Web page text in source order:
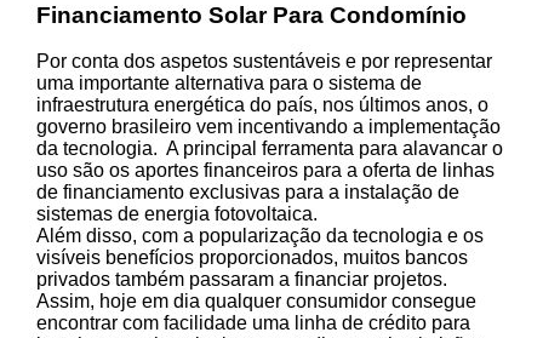
Financiamento Solar Para Condomínio
Por conta dos aspetos sustentáveis e por representar
uma importante alternativa para o sistema de
infraestrutura energética do país, nos últimos anos, o
governo brasileiro vem incentivando a implementação
da tecnologia. A principal ferramenta para alavancar o
uso são os aportes financeiros para a oferta de linhas
de financiamento exclusivas para a instalação de
sistemas de energia fotovoltaica.
Além disso, com a popularização da tecnologia e os
visíveis benefícios proporcionados, muitos bancos
privados também passaram a financiar projetos.
Assim, hoje em dia qualquer consumidor consegue
encontrar com facilidade uma linha de crédito para